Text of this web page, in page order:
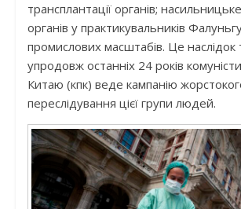
трансплантації органів;
органів у практикувальників
промислових масштабів. Це
упродовж останніх 24 років
Китаю (кпк) веде кампанію
переслідування цієї групи людей.